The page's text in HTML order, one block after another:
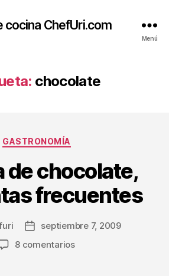
cocina ChefUri.com
Menú
chocolate
Categorías
GASTRONOMÍA
de chocolate,
frecuentes
Fechaseptiembre 7, 2009
8 comentariosen